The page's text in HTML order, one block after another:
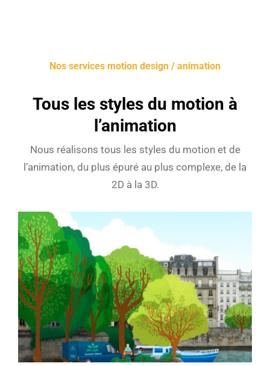
Nos services motion design / animation
Tous les styles du motion à
l’animation
Nous réalisons tous les styles du motion et de
l’animation, du plus épuré au plus complexe, de la
2D à la 3D.